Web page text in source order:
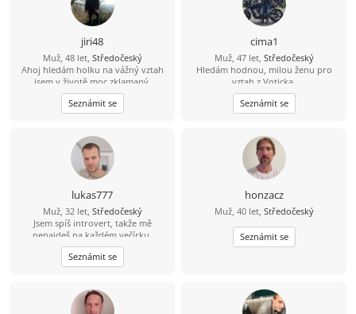
jiri48
Muž, 48 let, Středočeský
Ahoj hledám holku na vážný vztah
jsem v životě moc zklamaný.
Seznámit se
cima1
Muž, 47 let, Středočeský
Hledám hodnou, milou ženu pro
vztah z Voticka.
Seznámit se
lukas777
Muž, 32 let, Středočeský
Jsem spíš introvert, takže mě
nenajdeš na každém večírku.
Mnohem raději si užiju pohodový
večer, procházku nebo hezký výlet.
Hledám holku, se kterou nám bude
si budeme rozumět, všechno ostatní
přijde samo
Seznámit se
honzacz
Muž, 40 let, Středočeský
Seznámit se